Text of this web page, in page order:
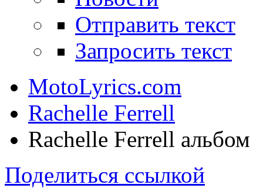
Отправить текст
Запросить текст
MotoLyrics.com
Rachelle Ferrell
Rachelle Ferrell альбом
Поделиться ссылкой